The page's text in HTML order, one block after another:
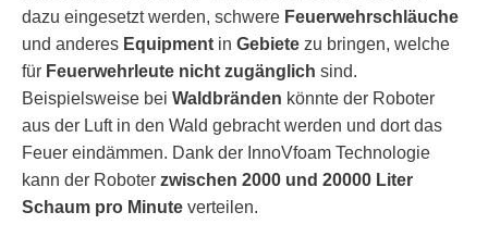
dazu eingesetzt werden, schwere Feuerwehrschläuche
und anderes Equipment in Gebiete zu bringen, welche
für Feuerwehrleute nicht zugänglich sind.
Beispielsweise bei Waldbränden könnte der Roboter
aus der Luft in den Wald gebracht werden und dort das
Feuer eindämmen. Dank der InnoVfoam Technologie
kann der Roboter zwischen 2000 und 20000 Liter
Schaum pro Minute verteilen.